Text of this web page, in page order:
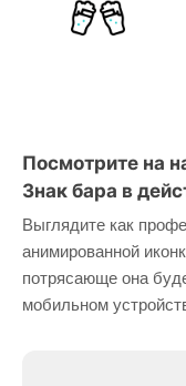
Посмотрите на
Знак бара в
Выглядите как
анимированной
потрясающе она
мобильном